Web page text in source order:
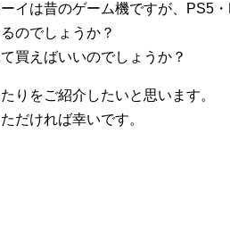
イは昔のゲーム機ですが、PS5
のでしょうか？
買えばいいのでしょうか？
りをご紹介したいと思います。
だければ幸いです。